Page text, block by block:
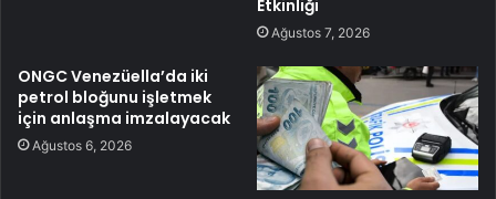
Etkinliği
Ağustos 7, 2026
ONGC Venezüella’da iki
petrol bloğunu işletmek
için anlaşma imzalayacak
Ağustos 6, 2026